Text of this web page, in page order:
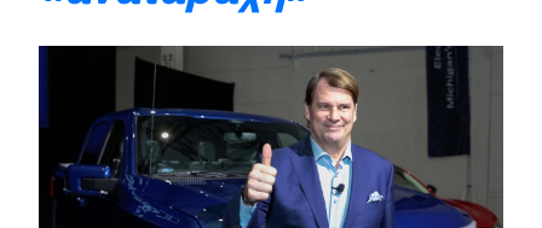
DRIVE Away
MOTO
Μεταχειρισμένο